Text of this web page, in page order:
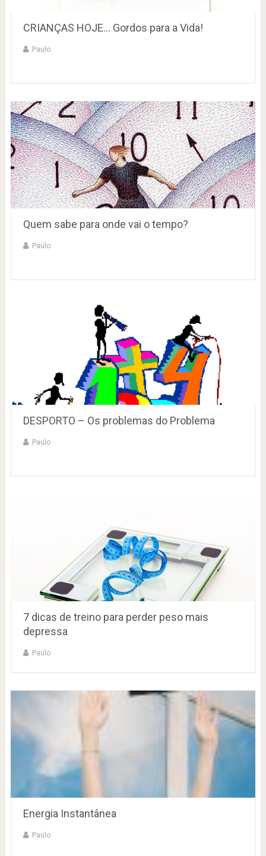
CRIANÇAS HOJE… Gordos para a Vida!
Paulo
Quem sabe para onde vai o tempo?
Paulo
DESPORTO – Os problemas do Problema
Paulo
7 dicas de treino para perder peso mais
depressa
Paulo
Energia Instantânea
Paulo